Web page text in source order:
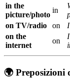
in the
picture/photo
in
on TV/radio
on
on the
internet
on
🌍 Preposizioni